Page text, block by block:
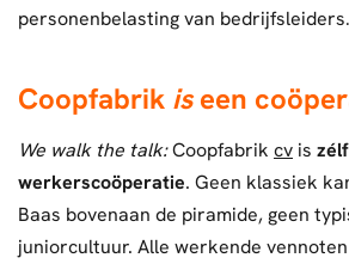
personenbelasting van
Coopfabrik iseen
We walk the talk:Coopfabrik cv is
werkerscoöperatie. Geen klassiek
Baas bovenaan de piramide, geen
juniorcultuur. Alle werkende vennoten